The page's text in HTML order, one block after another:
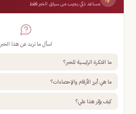
مساعد ذكي يجيب من سياق الخبر فقط
اسأل ما تريد عن هذا الخبر
ما الفكرة الرئيسية للخبر؟
ما هي أبرز الأرقام والإحصاءات؟
كيف يؤثر هذا علي؟